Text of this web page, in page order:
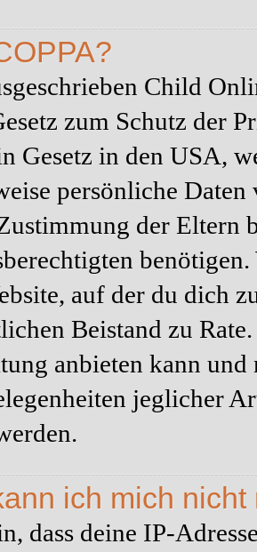
Child
zum Schutz der
Gesetz in den USA,
persönliche
der Eltern
auf der du dich
Beistand zu
anbieten kann
jeglicher
ich mich nicht
dass deine IP-